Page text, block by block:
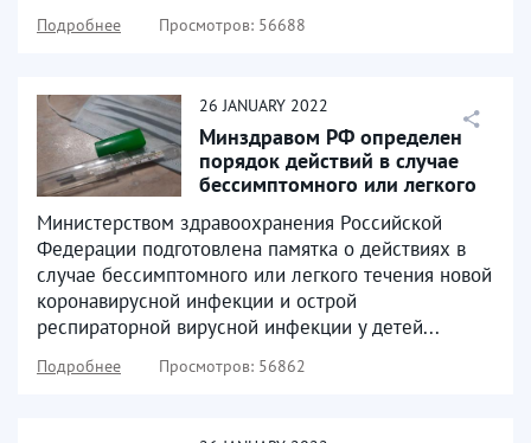
Подробнее Просмотров: 56688
26 JANUARY 2022
Минздравом РФ определен
порядок действий в случае
бессимптомного или легкого
Министерством здравоохранения Российской
Федерации подготовлена памятка о действиях в
случае бессимптомного или легкого течения новой
коронавирусной инфекции и острой
респираторной вирусной инфекции у детей...
Подробнее Просмотров: 56862